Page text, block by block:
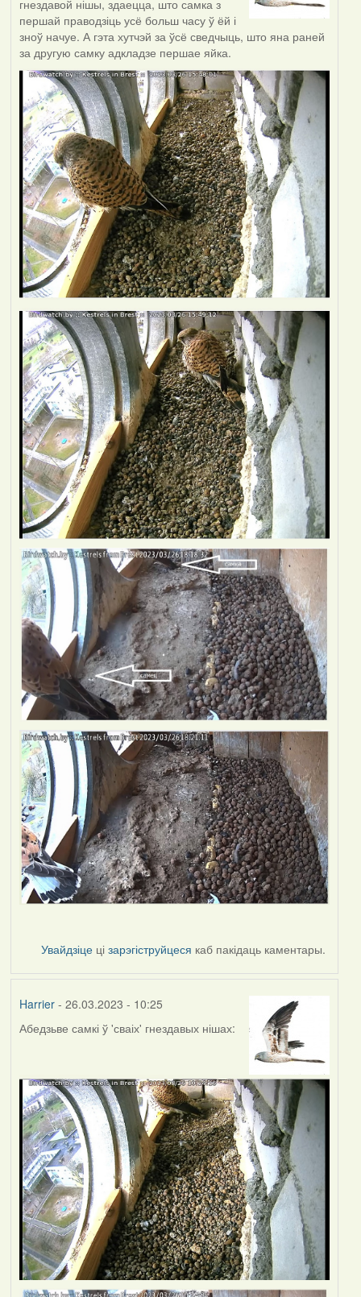
гнездавой нішы, здаецца, што самка з
першай праводзіць усё больш часу ў ёй і
зноў начуе. А гэта хутчэй за ўсё сведчыць, што яна раней
за другую самку адкладзе першае яйка.
Увайдзіце цізарэгіструйцеся каб пакідаць каментары.
Harrier- 26.03.2023 - 10:25
Абедзьве самкі ў 'сваіх' гнездавых нішах: